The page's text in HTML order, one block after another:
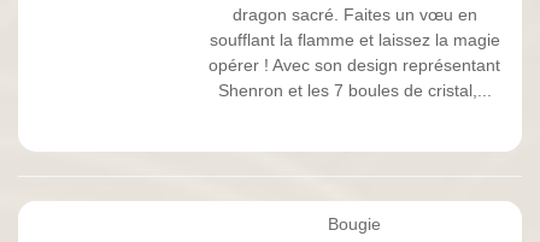
dragon sacré. Faites un vœu en
soufflant la flamme et laissez la magie
opérer ! Avec son design représentant
Shenron et les 7 boules de cristal,...
Bougie